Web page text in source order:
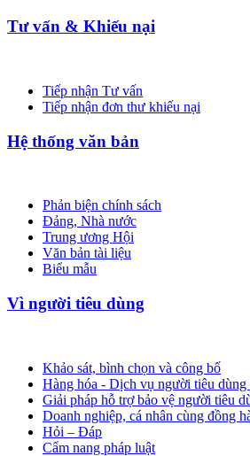
Tư vấn & Khiếu nại
Tiếp nhận Tư vấn
Tiếp nhận đơn thư khiếu nại
Hệ thống văn bản
Phản biện chính sách
Đảng, Nhà nước
Trung ương Hội
Văn bản tài liệu
Biểu mẫu
Vì người tiêu dùng
Khảo sát, bình chọn và công bố
Hàng hóa - Dịch vụ người tiêu dùng
Giải pháp hỗ trợ bảo vệ người tiêu
Doanh nghiệp, cá nhân cùng đồng
Hỏi – Đáp
Cẩm nang pháp luật